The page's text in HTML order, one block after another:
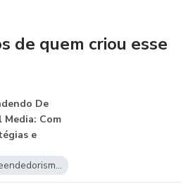
de quem criou esse
De
Media: Com
e
Empreendedorismo Digital